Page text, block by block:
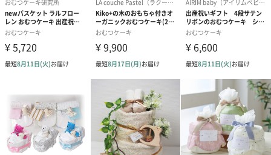
写真付きメッセージカ
ード（680円）
写真付きメッセージカ
ード（Thank you）ピ
ンク（680円）
【誕生日】
Birthday ホワ
刷なし）（